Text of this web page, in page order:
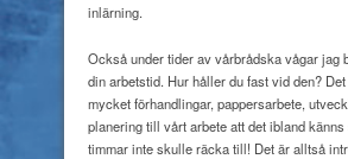
inlärning.
Också under tider av vårbrådska vågar jag
din arbetstid. Hur håller du fast vid den?
mycket förhandlingar, pappersarbete,
planering till vårt arbete att det ibland känns
timmar inte skulle räcka till! Det är alltså